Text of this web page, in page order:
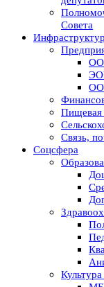
Совета
Пищевая
Связь,
Соцсфера